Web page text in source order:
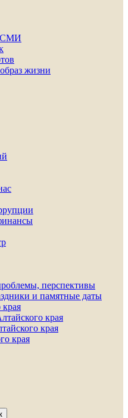
СМИ
жизни
перспективы
и памятные даты
края
края
края